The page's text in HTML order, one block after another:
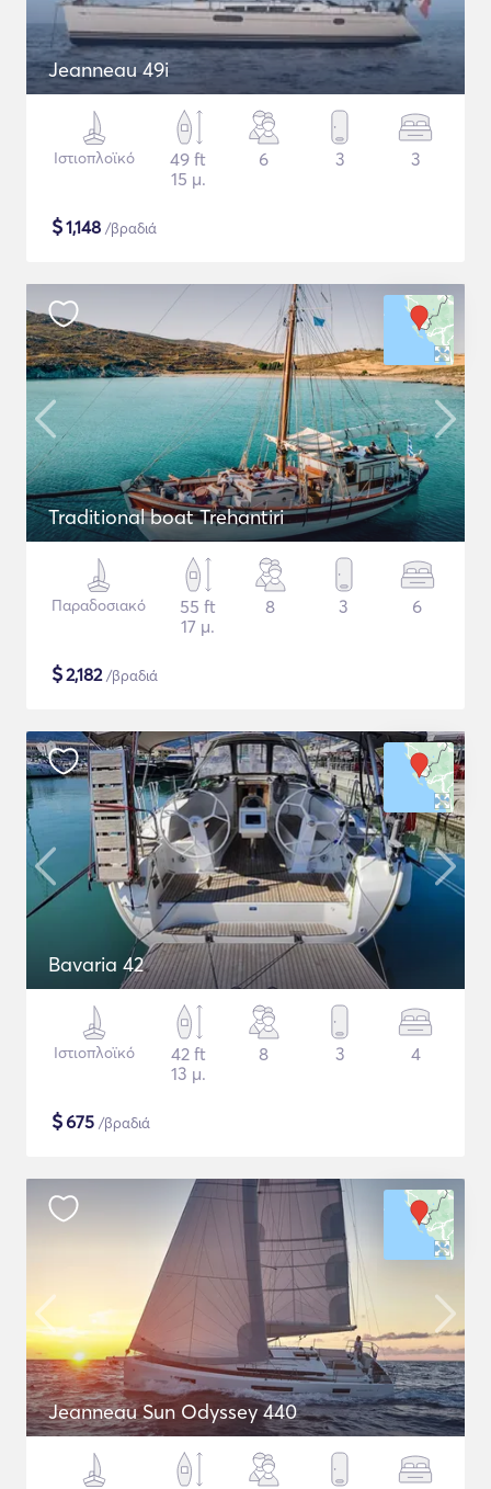
Jeanneau 49i
Ιστιοπλοϊκό
49 ft
15 μ.
6 3 3
$1,148 /βραδιά
Traditional boat Trehantiri
Παραδοσιακό
55 ft
17 μ.
8 3 6
$2,182/βραδιά
Bavaria 42
Ιστιοπλοϊκό
42 ft
13 μ.
8 3 4
$675 /βραδιά
Jeanneau Sun Odyssey 440